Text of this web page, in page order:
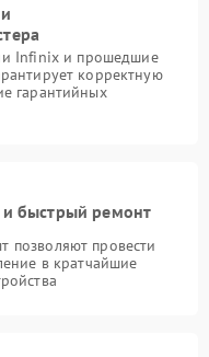
Infinix и прошедшие
корректную
гарантийных
и быстрый ремонт
позволяют провести
в кратчайшие